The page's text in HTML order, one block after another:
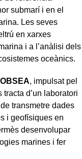
submarí i en el
Les seves
en xarxes
i a l’anàlisi dels
oceànics.
, impulsat pel
d’un laboratori
transmetre dades
i geofísiques en
desenvolupar
marines i fer